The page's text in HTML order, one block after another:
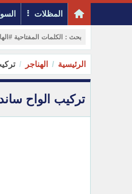
المظلات
الرئيسية الهناجر
تركيب الواح